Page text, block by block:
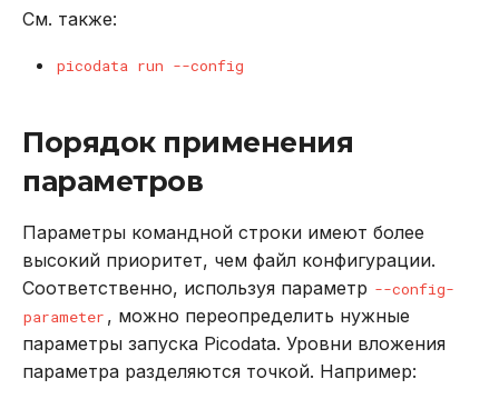
instance.admin_socket
instance.backup_dir
instance.boot_timeout
instance.failure_domain
instance.http.advertise
instance.http.enabled
EXPLAIN
INSERT
REVOKE
См. также:
picodata run --config
Порядок применения
параметров
Параметры командной строки имеют более
высокий приоритет, чем файл конфигурации.
Соответственно, используя параметр --config-
parameter , можно переопределить нужные
параметры запуска Picodata. Уровни вложения
параметра разделяются точкой. Например: